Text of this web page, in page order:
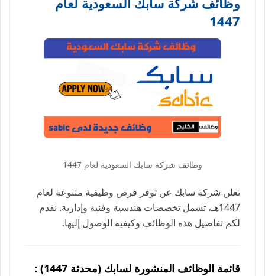
1447
وظائف شركة سابك السعودية لعام 1447
تعلن شركة سابك عن توفر فرص وظيفية متنوعة لعام
1447هـ، تشمل تخصصات هندسية وفنية وإدارية. نقدم
لكم تفاصيل هذه الوظائف وكيفية الوصول إليها.
قائمة الوظائف المنشورة لسابك (محدثة 1447) :